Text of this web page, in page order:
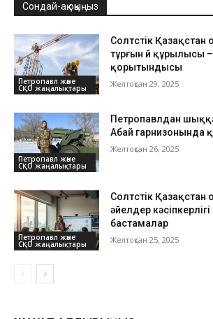
Сондай-ақ оқыңыз
Петропавл және
СҚО жаңалықтары
Солтүстік
тұрғын үй құрылысы
қорытындысы
Желтоқсан 29, 2025
Петропавл және
СҚО жаңалықтары
Петропавлдан
Абай гарнизонында
Желтоқсан 26, 2025
Петропавл және
СҚО жаңалықтары
Солтүстік
әйелдер
бастамалар
Желтоқсан 25, 2025